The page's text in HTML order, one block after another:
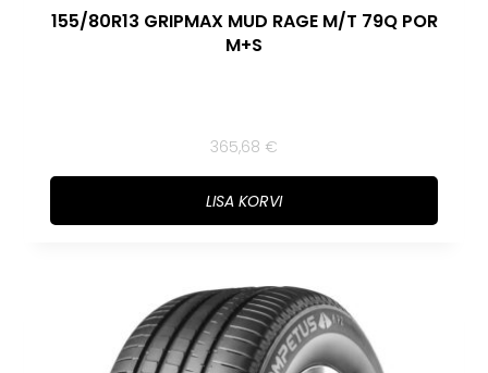
155/80R13 GRIPMAX MUD RAGE M/T 79Q POR
M+S
365,68 €
LISA KORVI